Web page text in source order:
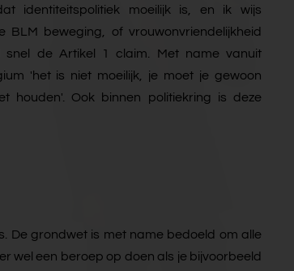
identiteitspolitiek moeilijk is, en ik wijs
beweging, of vrouwonvriendelijkheid
snel de Artikel 1 claim. Met name vanuit
'het is niet moeilijk, je moet je gewoon
houden'. Ook binnen politiekring is deze
De grondwet is met name bedoeld om alle
wel een beroep op doen als je bijvoorbeeld